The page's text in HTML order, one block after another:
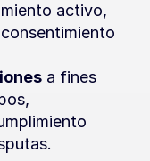
activo,
a fines